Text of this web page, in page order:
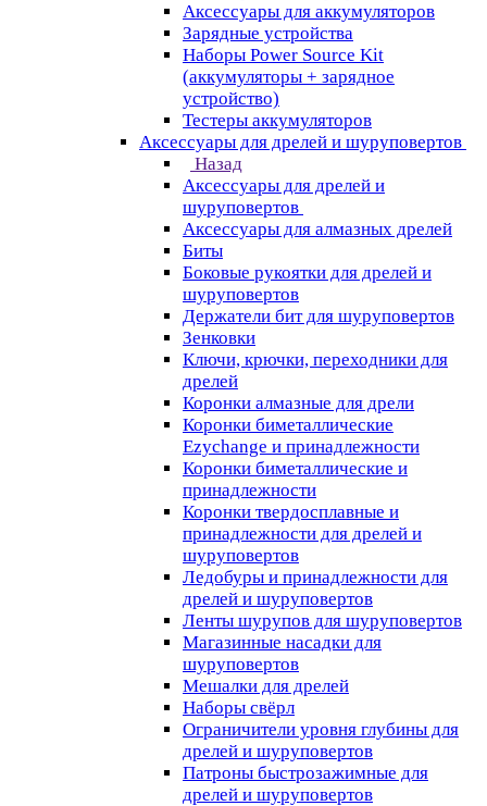
Аксессуары для аккумуляторов
Зарядные устройства
Наборы Power Source Kit
(аккумуляторы + зарядное
устройство)
Тестеры аккумуляторов
Аксессуары для дрелей и шуруповертов
Назад
Аксессуары для дрелей и
шуруповертов
Аксессуары для алмазных дрелей
Биты
Боковые рукоятки для дрелей и
шуруповертов
Держатели бит для шуруповертов
Зенковки
Ключи, крючки, переходники для
дрелей
Коронки алмазные для дрели
Коронки биметаллические
Ezychange и принадлежности
Коронки биметаллические и
принадлежности
Коронки твердосплавные и
принадлежности для дрелей и
шуруповертов
Ледобуры и принадлежности для
дрелей и шуруповертов
Ленты шурупов для шуруповертов
Магазинные насадки для
шуруповертов
Мешалки для дрелей
Наборы свёрл
Ограничители уровня глубины для
дрелей и шуруповертов
Патроны быстрозажимные для
дрелей и шуруповертов